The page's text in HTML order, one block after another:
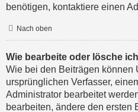
benötigen, kontaktiere einen
Nach oben
Wie bearbeite oder lösche
Wie bei den Beiträgen können
ursprünglichen Verfasser,
Administrator bearbeitet
bearbeiten, ändere den ersten